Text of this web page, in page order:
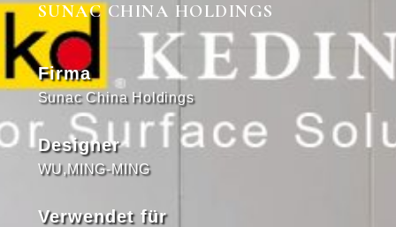
SUNAC CHINA HOLDINGS
Firma
Sunac China Holdings
Designer
WU,MING-MING
Verwendet für